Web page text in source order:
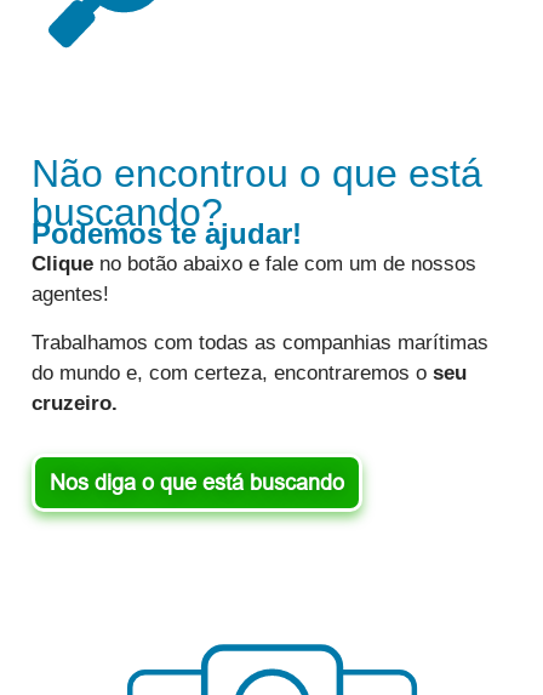
Não encontrou o que está
buscando?
Podemos te ajudar!
Clique no botão abaixo e fale com um de nossos
agentes!
Trabalhamos com todas as companhias marítimas
do mundo e, com certeza, encontraremos o seu
cruzeiro.
Nos diga o que está buscando